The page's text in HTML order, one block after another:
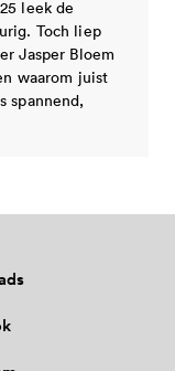
leek de
Toch liep
Jasper Bloem
waarom juist
spannend,